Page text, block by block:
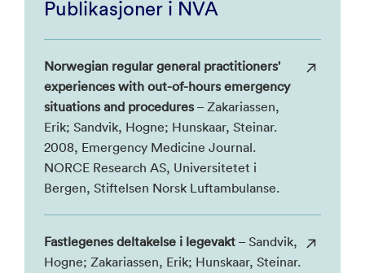
Publikasjoner i NVA
Norwegian regular general practitioners'
experiences with out-of-hours emergency
situations and procedures – Zakariassen,
Erik; Sandvik, Hogne; Hunskaar, Steinar.
2008, Emergency Medicine Journal.
NORCE Research AS, Universitetet i
Bergen, Stiftelsen Norsk Luftambulanse.
Fastlegenes deltakelse i legevakt – Sandvik,
Hogne; Zakariassen, Erik; Hunskaar, Steinar.